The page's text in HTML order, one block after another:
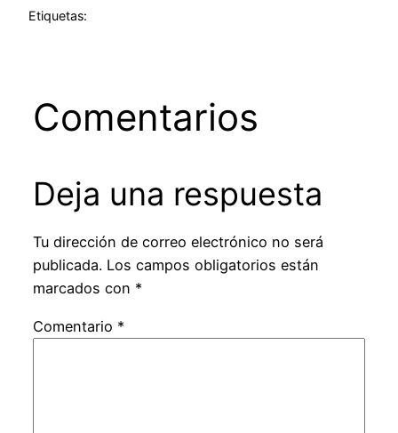
Etiquetas:
Comentarios
Deja una respuesta
Tu dirección de correo electrónico no será
publicada. Los campos obligatorios están
marcados con *
Comentario *